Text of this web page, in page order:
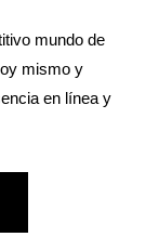
mundo de
mismo y
en línea y